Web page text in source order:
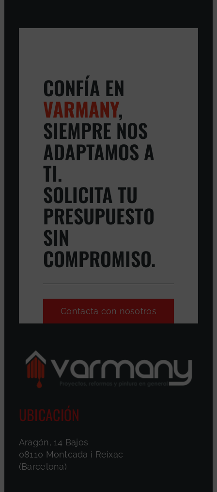
CONFÍA EN
VARMANY,
SIEMPRE NOS
ADAPTAMOS A
TI.
SOLICITA TU
PRESUPUESTO
SIN
COMPROMISO.
Contacta con nosotros
UBICACIÓN
Aragón, 14 Bajos
08110 Montcada i Reixac
(Barcelona)